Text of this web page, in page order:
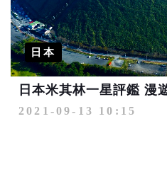
日本
日本米其林一星評鑑 漫
2021-09-13 10:15